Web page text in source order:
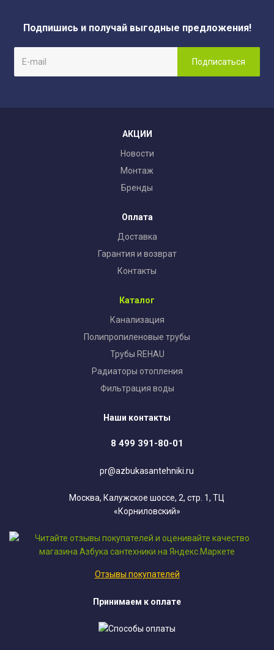
Подпишись и получай выгодные предложения!
АКЦИИ
Новости
Монтаж
Бренды
Оплата
Доставка
Гарантия и возврат
Контакты
Каталог
Канализация
Полипропиленовые трубы
Трубы REHAU
Радиаторы отопления
Фильтрация воды
Наши контакты
8 499 391-80-01
pr@azbukasantehniki.ru
Москва, Калужское шоссе, 2, стр. 1, ТЦ
«Корниловский»
Отзывы покупателей
Принимаем к оплате